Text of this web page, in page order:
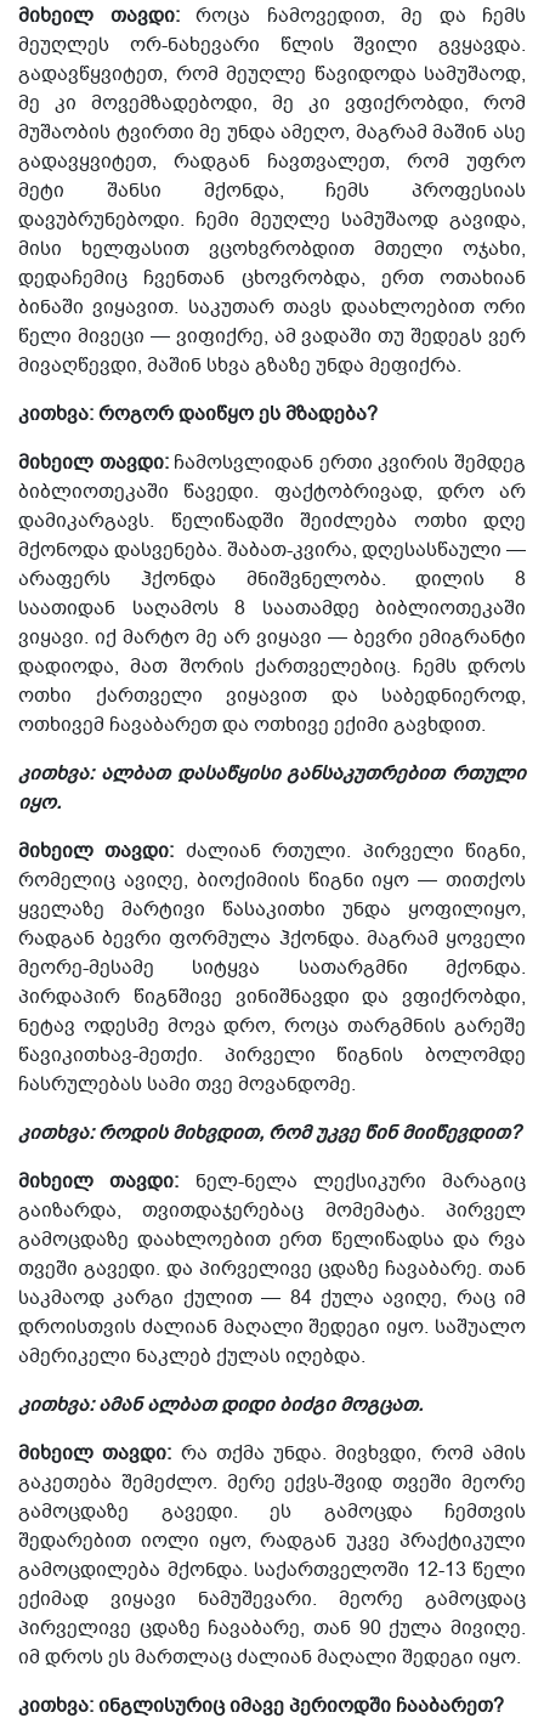
მიხეილ თავდი:როცა ჩამოვედით, მე და ჩემს
მეუღლეს ორ-ნახევარი წლის შვილი გვყავდა.
გადავწყვიტეთ, რომ მეუღლე წავიდოდა სამუშაოდ,
მე კი მოვემზადებოდი, მე კი ვფიქრობდი, რომ
მუშაობის ტვირთი მე უნდა ამეღო, მაგრამ მაშინ ასე
გადავყვიტეთ, რადგან ჩავთვალეთ, რომ უფრო
მეტი შანსი მქონდა, ჩემს პროფესიას
დავუბრუნებოდი. ჩემი მეუღლე სამუშაოდ გავიდა,
მისი ხელფასით ვცოხვრობდით მთელი ოჯახი,
დედაჩემიც ჩვენთან ცხოვრობდა, ერთ ოთახიან
ბინაში ვიყავით. საკუთარ თავს დაახლოებით ორი
წელი მივეცი — ვიფიქრე, ამ ვადაში თუ შედეგს ვერ
მივაღწევდი, მაშინ სხვა გზაზე უნდა მეფიქრა.
კითხვა: როგორ დაიწყო ეს მზადება?
მიხეილ თავდი:ჩამოსვლიდან ერთი კვირის შემდეგ
ბიბლიოთეკაში წავედი. ფაქტობრივად, დრო არ
დამიკარგავს. წელიწადში შეიძლება ოთხი დღე
მქონოდა დასვენება. შაბათ-კვირა, დღესასწაული —
არაფერს ჰქონდა მნიშვნელობა. დილის 8
საათიდან საღამოს 8 საათამდე ბიბლიოთეკაში
ვიყავი. იქ მარტო მე არ ვიყავი — ბევრი ემიგრანტი
დადიოდა, მათ შორის ქართველებიც. ჩემს დროს
ოთხი ქართველი ვიყავით და საბედნიეროდ,
ოთხივემ ჩავაბარეთ და ოთხივე ექიმი გავხდით.
კითხვა: ალბათ დასაწყისი განსაკუთრებით რთული
იყო.
მიხეილ თავდი: ძალიან რთული. პირველი წიგნი,
რომელიც ავიღე, ბიოქიმიის წიგნი იყო — თითქოს
ყველაზე მარტივი წასაკითხი
უნდა ყოფილიყო,
რადგან ბევრი ფორმულა ჰქონდა. მაგრამ ყოველი
მეორე-მესამე სიტყვა სათარგმნი მქონდა.
პირდაპირ წიგნშივე ვინიშნავდი და ვფიქრობდი,
ნეტავ ოდესმე მოვა დრო, როცა თარგმნის გარეშე
წავიკითხავ-მეთქი. პირველი წიგნის ბოლომდე
ჩასრულებას სამი თვე მოვანდომე.
კითხვა: როდის მიხვდით, რომ უკვე წინ მიიწევდით?
მიხეილ თავდი: ნელ-ნელა ლექსიკური მარაგიც
გაიზარდა, თვითდაჯერებაც მომემატა. პირველ
გამოცდაზე დაახლოებით ერთ წელიწადსა და რვა
თვეში გავედი. და პირველივე ცდაზე ჩავაბარე. თან
საკმაოდ კარგი ქულით — 84 ქულა ავიღე, რაც იმ
დროისთვის ძალიან მაღალი შედეგი იყო. საშუალო
ამერიკელი ნაკლებ ქულას იღებდა.
კითხვა: ამან ალბათ დიდი ბიძგი მოგცათ.
მიხეილ თავდი: რა თქმა უნდა. მივხვდი, რომ ამის
გაკეთება შემეძლო. მერე ექვს-შვიდ თვეში მეორე
გამოცდაზე გავედი. ეს გამოცდა ჩემთვის
შედარებით იოლი იყო, რადგან უკვე პრაქტიკული
გამოცდილება მქონდა. საქართველოში 12-13 წელი
ექიმად ვიყავი ნამუშევარი. მეორე გამოცდაც
პირველივე ცდაზე ჩავაბარე, თან 90 ქულა მივიღე.
იმ დროს ეს მართლაც ძალიან მაღალი შედეგი იყო.
კითხვა: ინგლისურიც იმავე პერიოდში ჩააბარეთ?